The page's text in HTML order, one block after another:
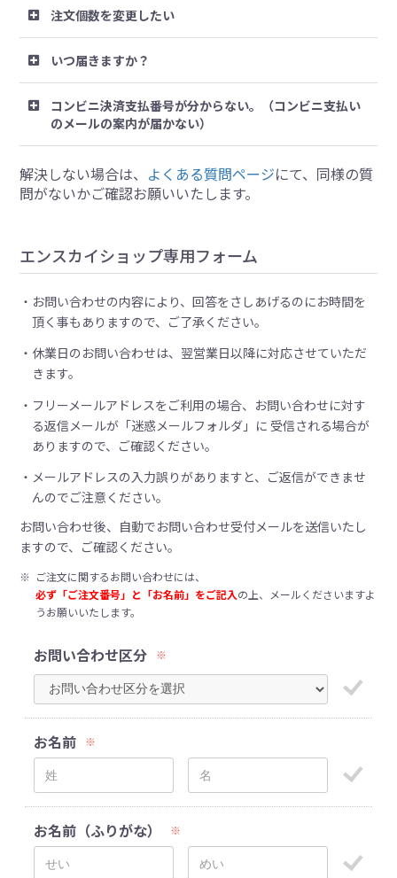
注文個数を変更したい
いつ届きますか？
コンビニ決済支払番号が分からない。（コンビニ支払い
のメールの案内が届かない）
解決しない場合は、 よくある質問ページにて、同様の質
問がないかご確認お願いいたします。
エンスカイショップ専用フォーム
お問い合わせの内容により、回答をさしあげるのにお時間を
頂く事もありますので、ご了承ください。
休業日のお問い合わせは、翌営業日以降に対応させていただ
きます。
フリーメールアドレスをご利用の場合、お問い合わせに対す
る返信メールが「迷惑メールフォルダ」に 受信される場合が
ありますので、ご確認ください。
メールアドレスの入力誤りがありますと、ご返信ができませ
んのでご注意ください。
お問い合わせ後、自動でお問い合わせ受付メールを送信いたし
ますので、ご確認ください。
※ ご注文に関するお問い合わせには、
必ず「ご注文番号」と「お名前」をご記入の上、メールくださいますよ
うお願いいたします。
お問い合わせ区分 ※
お名前 ※
お名前（ふりがな） ※